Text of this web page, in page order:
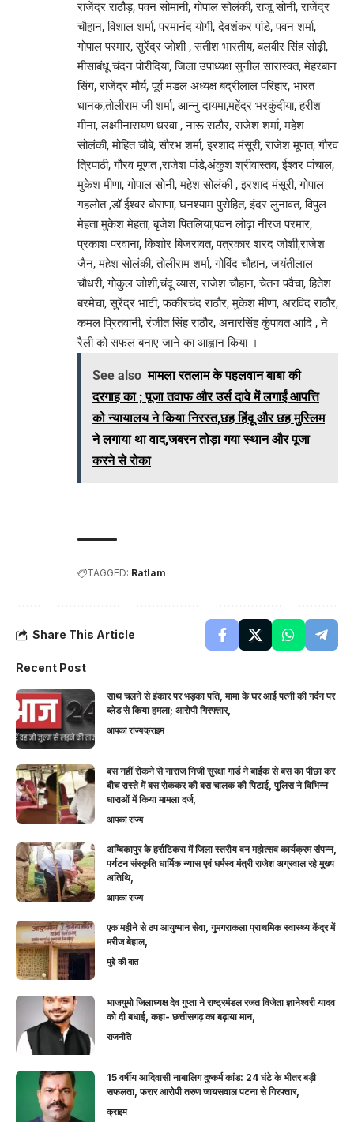
राजेंद्र राठौड़, पवन सोमानी, गोपाल सोलंकी, राजू सोनी, राजेंद्र
चौहान, विशाल शर्मा, परमानंद योगी, देवशंकर पांडे, पवन शर्मा,
गोपाल परमार, सुरेंद्र जोशी , सतीश भारतीय, बलवीर सिंह सोढ़ी,
मीसाबंधू चंदन पोरीदिया, जिला उपाध्यक्ष सुनील सारास्वत, मेहरबान
सिंग, राजेंद्र मौर्य, पूर्व मंडल अध्यक्ष बद्रीलाल परिहार, भारत
धानक,तोलीराम जी शर्मा, आन्नु दायमा,महेंद्र भरकुंदीया, हरीश
मीना, लक्ष्मीनारायण धरवा , नारू राठौर, राजेश शर्मा, महेश
सोलंकी, मोहित चौबे, सौरभ शर्मा, इरशाद मंसूरी, राजेश मूणत, गौरव
त्रिपाठी, गौरव मूणत ,राजेश पांडे,अंकुश श्रीवास्तव, ईश्वर पांचाल,
मुकेश मीणा, गोपाल सोनी, महेश सोलंकी , इरशाद मंसूरी, गोपाल
गहलोत ,डॉ ईश्वर बोराणा, घनश्याम पुरोहित, इंदर लुनावत, विपुल
मेहता मुकेश मेहता, बृजेश पितलिया,पवन लोढ़ा नीरज परमार,
प्रकाश परवाना, किशोर बिजरावत, पत्रकार शरद जोशी,राजेश
जैन, महेश सोलंकी, तोलीराम शर्मा, गोविंद चौहान, जयंतीलाल
चौधरी, गोकुल जोशी,चंदू व्यास, राजेश चौहान, चेतन पवैचा, हितेश
बरमेचा, सुरेंद्र भाटी, फकीरचंद राठौर, मुकेश मीणा, अरविंद राठौर,
कमल प्रितवानी, रंजीत सिंह राठौर, अनारसिंह कुंपावत आदि , ने
रैली को सफल बनाए जाने का आह्वान किया ।
See also मामला रतलाम के पहलवान बाबा की
दरगाह का ; पूजा तवाफ और उर्स दावे में लगाईं आपत्ति
को न्यायालय ने किया निरस्त,छह हिंदू और छह मुस्लिम
ने लगाया था वाद,जबरन तोड़ा गया स्थान और पूजा
करने से रोका
TAGGED: Ratlam
Share This Article
Recent Post
साथ चलने से इंकार पर भड़का पति, मामा के घर आई पत्नी की गर्दन पर
ब्लेड से किया हमला; आरोपी गिरफ्तार,
आपका राज्यक्राइम
बस नहीं रोकने से नाराज निजी सुरक्षा गार्ड ने बाईक से बस का पीछा कर
बीच रास्ते में बस रोककर की बस चालक की पिटाई, पुलिस ने विभिन्न
धाराओं में किया मामला दर्ज,
आपका राज्य
अम्बिकापुर के हर्राटिकरा में जिला स्तरीय वन महोत्सव कार्यक्रम संपन्न,
पर्यटन संस्कृति धार्मिक न्यास एवं धर्मस्व मंत्री राजेश अग्रवाल रहे मुख्य
अतिथि,
आपका राज्य
एक महीने से ठप आयुष्मान सेवा, गुमगराकला प्राथमिक स्वास्थ्य केंद्र में
मरीज बेहाल,
मुद्दे की बात
भाजयुमो जिलाध्यक्ष देव गुप्ता ने राष्ट्रमंडल रजत विजेता ज्ञानेश्वरी यादव
को दी बधाई, कहा- छत्तीसगढ़ का बढ़ाया मान,
राजनीति
15 वर्षीय आदिवासी नाबालिग दुष्कर्म कांड: 24 घंटे के भीतर बड़ी
सफलता, फरार आरोपी तरुण जायसवाल पटना से गिरफ्तार,
क्राइम